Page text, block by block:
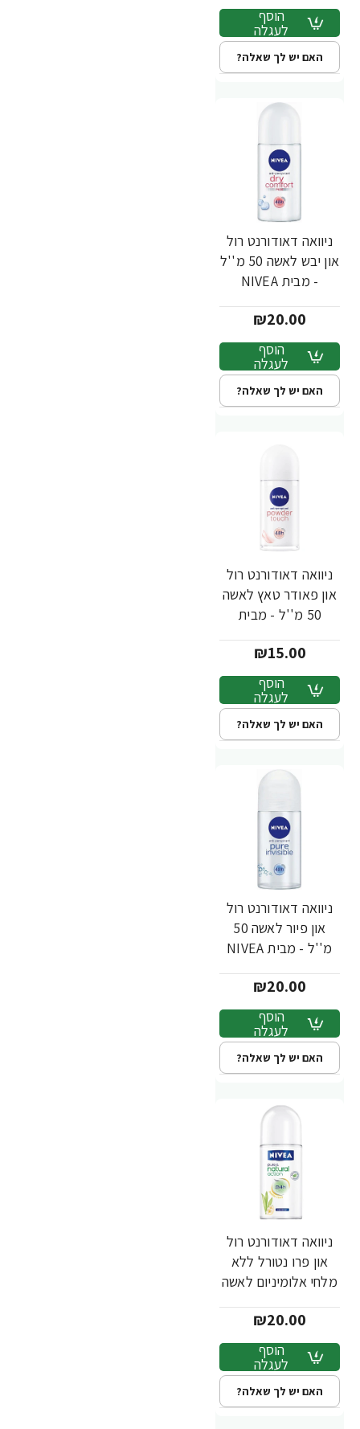
הוסף
לעגלה
האם יש לך שאלה?
ניוואה דאודורנט רול
און יבש לאשה 50 מ''ל
- מבית NIVEA
₪20.00
הוסף
לעגלה
האם יש לך שאלה?
ניוואה דאודורנט רול
און פאודר טאץ לאשה
50 מ''ל - מבית
₪15.00
הוסף
לעגלה
האם יש לך שאלה?
ניוואה דאודורנט רול
און פיור לאשה 50
מ''ל - מבית NIVEA
₪20.00
הוסף
לעגלה
האם יש לך שאלה?
ניוואה דאודורנט רול
און פרו נטורל ללא
מלחי אלומיניום לאשה
NIVEA
₪20.00
הוסף
לעגלה
האם יש לך שאלה?